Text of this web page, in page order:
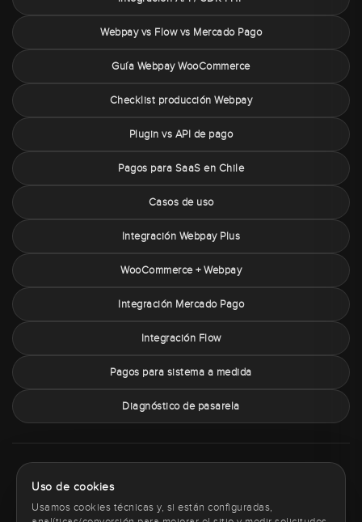
Webpay vs Flow vs Mercado Pago
Guía Webpay WooCommerce
Checklist producción Webpay
Plugin vs API de pago
Pagos para SaaS en Chile
Casos de uso
Integración Webpay Plus
WooCommerce + Webpay
Integración Mercado Pago
Integración Flow
Pagos para sistema a medida
Diagnóstico de pasarela
Política de cookies
Uso de cookies
Usamos cookies técnicas y, si están configuradas,